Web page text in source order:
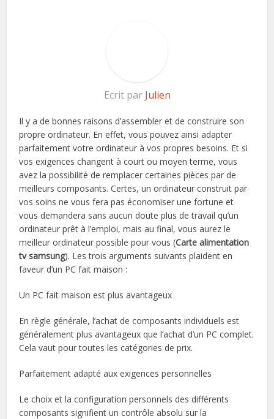
Ecrit par Julien
Il y a de bonnes raisons d’assembler et de construire son
propre ordinateur. En effet, vous pouvez ainsi adapter
parfaitement votre ordinateur à vos propres besoins. Et si
vos exigences changent à court ou moyen terme, vous
avez la possibilité de remplacer certaines pièces par de
meilleurs composants. Certes, un ordinateur construit par
vos soins ne vous fera pas économiser une fortune et
vous demandera sans aucun doute plus de travail qu’un
ordinateur prêt à l’emploi, mais au final, vous aurez le
meilleur ordinateur possible pour vous (Carte alimentation
tv samsung). Les trois arguments suivants plaident en
faveur d’un PC fait maison :
Un PC fait maison est plus avantageux
En règle générale, l’achat de composants individuels est
généralement plus avantageux que l’achat d’un PC complet.
Cela vaut pour toutes les catégories de prix.
Parfaitement adapté aux exigences personnelles
Le choix et la configuration personnels des différents
composants signifient un contrôle absolu sur la